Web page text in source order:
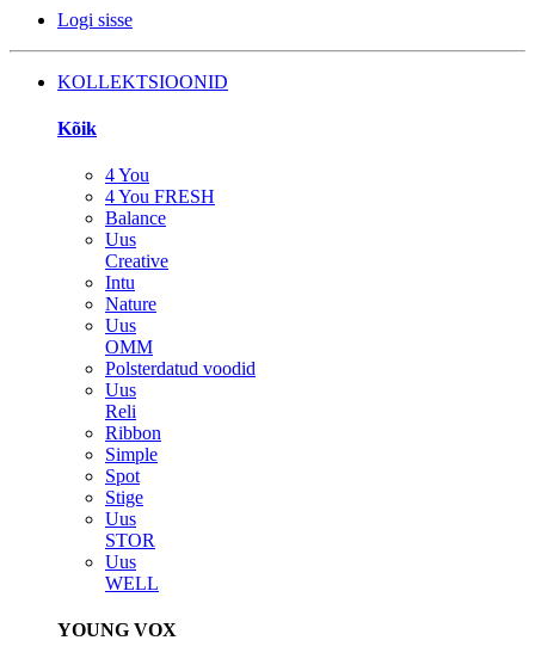
Logi sisse
KOLLEKTSIOONID
Kõik
4 You
4 You FRESH
Balance
Uus
Creative
Intu
Nature
Uus
OMM
Polsterdatud voodid
Uus
Reli
Ribbon
Simple
Spot
Stige
Uus
STOR
Uus
WELL
YOUNG VOX